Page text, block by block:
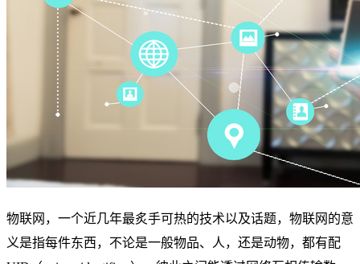
物联网，一个近几年最炙手可热的技术以及话题，物联网的意
义是指每件东西，不论是一般物品、人，还是动物，都有配